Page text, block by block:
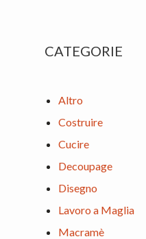
Primary
CATEGORIE
Altro
Costruire
Cucire
Decoupage
Disegno
Lavoro a Maglia
Macramè